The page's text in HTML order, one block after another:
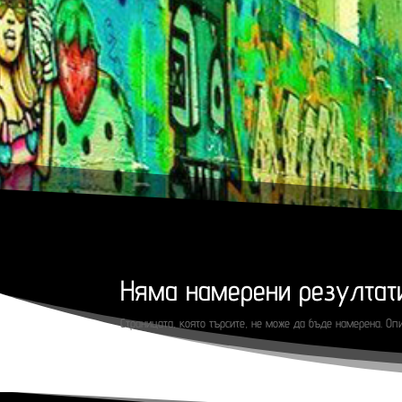
Няма намерени
Страницата, която търсите, не може да бъде намерена.